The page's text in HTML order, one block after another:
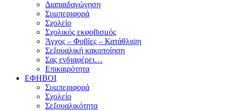
Διαπαιδαγώγηση
Συμπεριφορά
Σχολείο
Σχολικός εκφοβισμός
Άγχος – Φοβίες – Κατάθλιψη
Σεξουαλική κακοποίηση
Σας ενδιαφέρει…
Επικαιρότητα
ΕΦΗΒΟΙ
Συμπεριφορά
Σχολείο
Σεξουαλικότητα